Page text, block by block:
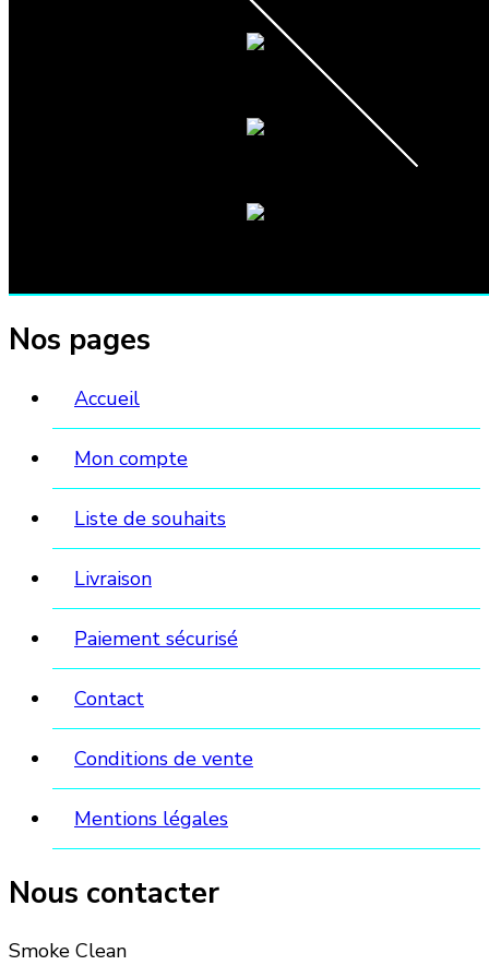
page
Nos pages
Accueil
Mon compte
Liste de souhaits
Livraison
Paiement sécurisé
Contact
Conditions de vente
Mentions légales
Nous contacter
Smoke Clean